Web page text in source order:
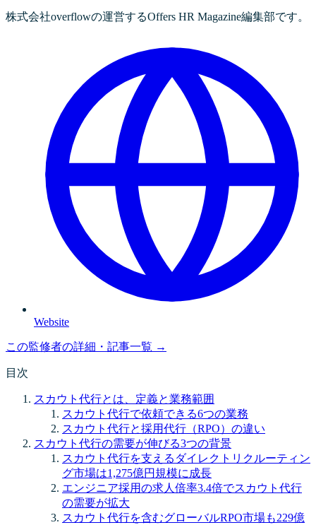
株式会社overflowの運営するOffers HR Magazine編集部です。
Website
この監修者の詳細・記事一覧 →
目次
スカウト代行とは、定義と業務範囲
スカウト代行で依頼できる6つの業務
スカウト代行と採用代行（RPO）の違い
スカウト代行の需要が伸びる3つの背景
スカウト代行を支えるダイレクトリクルーティン
グ市場は1,275億円規模に成長
エンジニア採用の求人倍率3.4倍でスカウト代行
の需要が拡大
スカウト代行を含むグローバルRPO市場も229億